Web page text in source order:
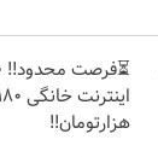
هزارتومان!!